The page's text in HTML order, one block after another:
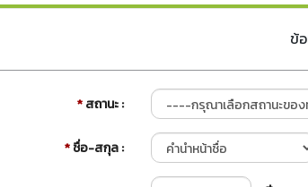
ข้
*สถานะ :
*ชื่อ-สกุล :